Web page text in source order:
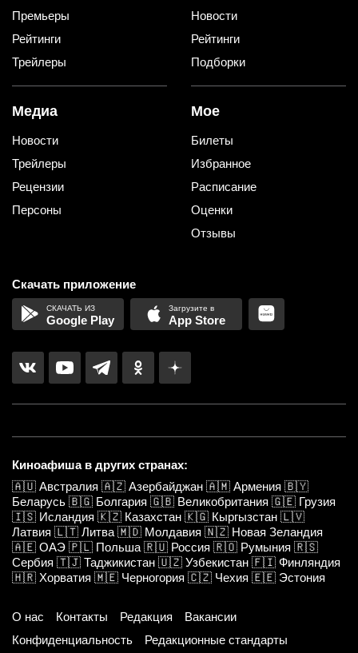
Премьеры
Рейтинги
Трейлеры
Новости
Рейтинги
Подборки
Медиа
Новости
Трейлеры
Рецензии
Персоны
Мое
Билеты
Избранное
Расписание
Оценки
Отзывы
Скачать приложение
Google Play App Store
Киноафиша в других странах:
🇦🇺 Австралия 🇦🇿 Азербайджан 🇦🇲 Армения 🇧🇾
Беларусь 🇧🇬 Болгария 🇬🇧 Великобритания 🇬🇪 Грузия
🇮🇸 Исландия 🇰🇿 Казахстан 🇰🇬 Кыргызстан 🇱🇻
Латвия 🇱🇹 Литва 🇲🇩 Молдавия 🇳🇿 Новая Зеландия
🇦🇪 ОАЭ 🇵🇱 Польша 🇷🇺 Россия 🇷🇴 Румыния 🇷🇸
Сербия 🇹🇯 Таджикистан 🇺🇿 Узбекистан 🇫🇮 Финляндия
🇭🇷 Хорватия 🇲🇪 Черногория 🇨🇿 Чехия 🇪🇪 Эстония
О нас Контакты Редакция
Вакансии
Конфиденциальность
Редакционные стандарты